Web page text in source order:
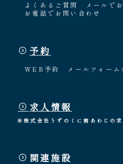
よくあるご質問
メールで
お電話でお問い合わせ
予約
WEB予約 メールフォーム
求人情報
※株式会社うずのくに南あわじの
関連施設